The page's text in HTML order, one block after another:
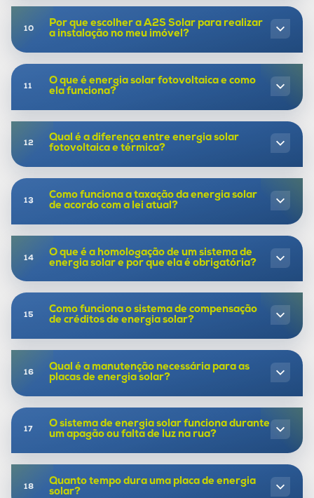
Por que escolher a A2S Solar para realizar
a instalação no meu imóvel?
O que é energia solar fotovoltaica e como
ela funciona?
Qual é a diferença entre energia solar
fotovoltaica e térmica?
Como funciona a taxação da energia solar
de acordo com a lei atual?
O que é a homologação de um sistema de
energia solar e por que ela é obrigatória?
Como funciona o sistema de compensação
de créditos de energia solar?
Qual é a manutenção necessária para as
placas de energia solar?
O sistema de energia solar funciona durante
um apagão ou falta de luz na rua?
Quanto tempo dura uma placa de energia
solar?